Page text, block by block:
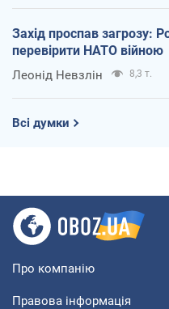
Захід проспав загрозу:
перевірити НАТО війною
Леонід Невзлін 8,3 т.
Всі думки
Про компанію
Правова інформація